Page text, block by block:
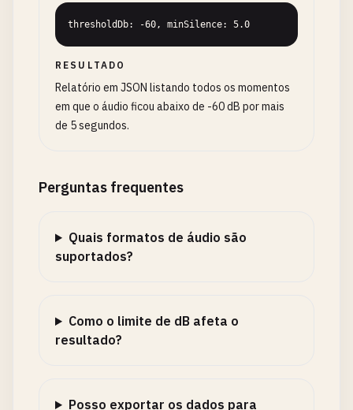
thresholdDb: -60, minSilence: 5.0
RESULTADO
Relatório em JSON listando todos os momentos
em que o áudio ficou abaixo de -60 dB por mais
de 5 segundos.
Perguntas frequentes
Quais formatos de áudio são
suportados?
Como o limite de dB afeta o
resultado?
Posso exportar os dados para